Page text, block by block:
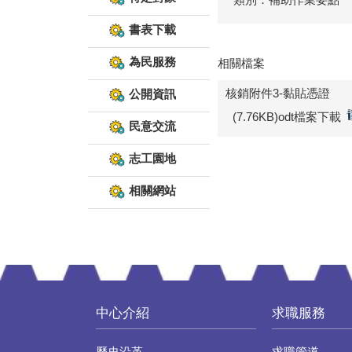
書表下載
為民服務
公開資訊
民意交流
志工園地
相關網站
相關檔案
核銷附件3-黏貼憑證
(7.76KB)odt檔案下載
中心介紹 求職服務